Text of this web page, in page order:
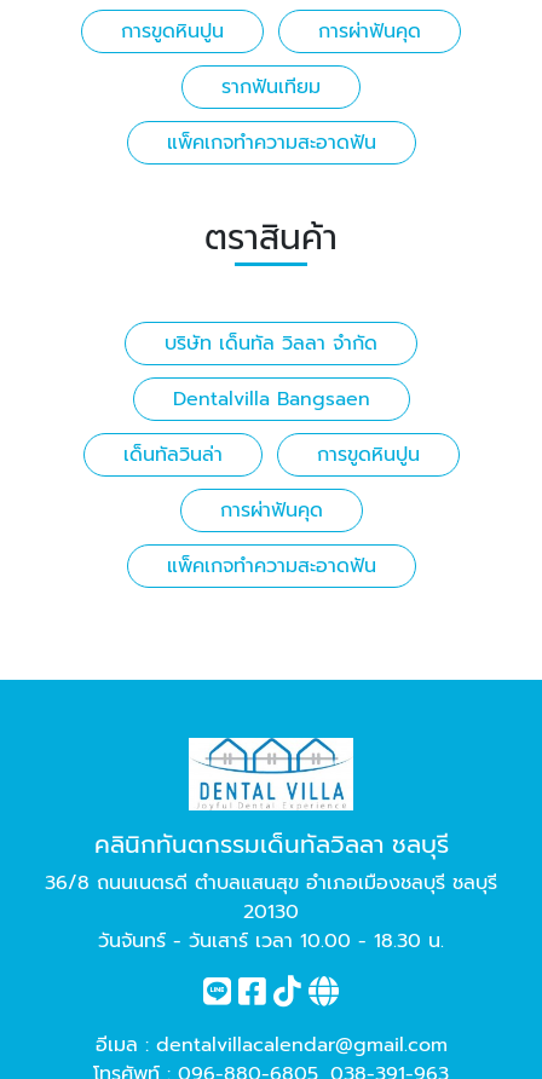
การขูดหินปูน
การผ่าฟันคุด
รากฟันเทียม
แพ็คเกจทำความสะอาดฟัน
ตราสินค้า
บริษัท เด็นทัล วิลลา จำกัด
Dentalvilla Bangsaen
เด็นทัลวินล่า
การขูดหินปูน
การผ่าฟันคุด
แพ็คเกจทำความสะอาดฟัน
คลินิกทันตกรรมเด็นทัลวิลลา ชลบุรี
36/8 ถนนเนตรดี ตำบลแสนสุข อำเภอเมืองชลบุรี ชลบุรี
20130
วันจันทร์ - วันเสาร์ เวลา 10.00 - 18.30 น.
อีเมล : dentalvillacalendar@gmail.com